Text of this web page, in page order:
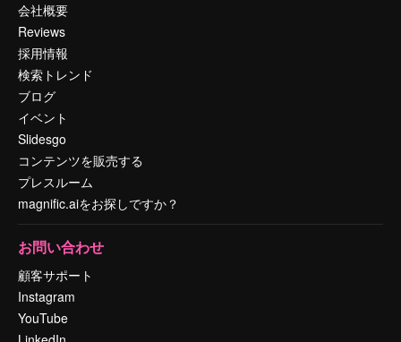
会社概要
Reviews
採用情報
検索トレンド
ブログ
イベント
Slidesgo
コンテンツを販売する
プレスルーム
magnific.aiをお探しですか？
お問い合わせ
顧客サポート
Instagram
YouTube